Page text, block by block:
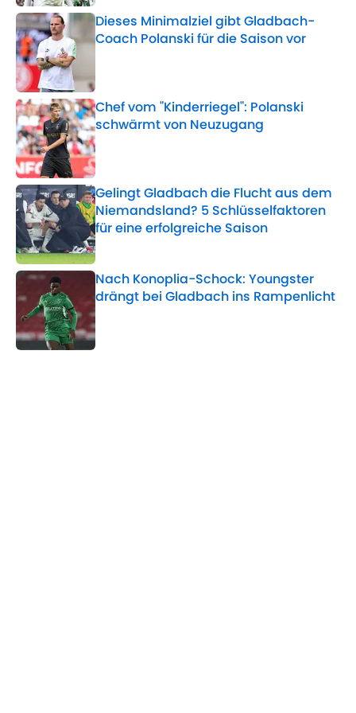
Dieses Minimalziel gibt Gladbach-
Coach Polanski für die Saison vor
Chef vom "Kinderriegel": Polanski
schwärmt von Neuzugang
Published by on Invalid Date
Gelingt Gladbach die Flucht aus dem
Niemandsland? 5 Schlüsselfaktoren
für eine erfolgreiche Saison
Published by on Invalid Date
Nach Konoplia-Schock: Youngster
drängt bei Gladbach ins Rampenlicht
Published by on Invalid Date